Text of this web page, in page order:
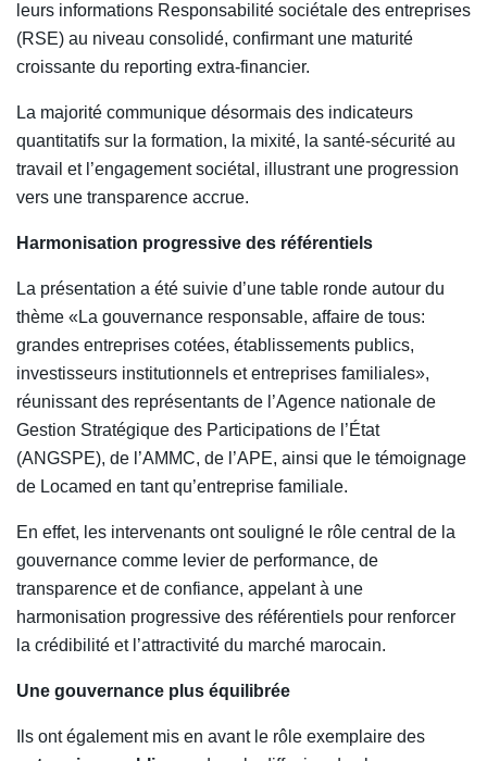
leurs informations Responsabilité sociétale des entreprises
(RSE) au niveau consolidé, confirmant une maturité
croissante du reporting extra-financier.
La majorité communique désormais des indicateurs
quantitatifs sur la formation, la mixité, la santé-sécurité au
travail et l’engagement sociétal, illustrant une progression
vers une transparence accrue.
Harmonisation progressive des référentiels
La présentation a été suivie d’une table ronde autour du
thème «La gouvernance responsable, affaire de tous:
grandes entreprises cotées, établissements publics,
investisseurs institutionnels et entreprises familiales»,
réunissant des représentants de l’Agence nationale de
Gestion Stratégique des Participations de l’État
(ANGSPE), de l’AMMC, de l’APE, ainsi que le témoignage
de Locamed en tant qu’entreprise familiale.
En effet, les intervenants ont souligné le rôle central de la
gouvernance comme levier de performance, de
transparence et de confiance, appelant à une
harmonisation progressive des référentiels pour renforcer
la crédibilité et l’attractivité du marché marocain.
Une gouvernance plus équilibrée
Ils ont également mis en avant le rôle exemplaire des